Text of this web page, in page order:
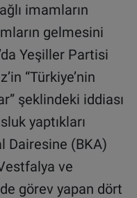
imamların
gelmesini
Yeşiller Partisi
“Türkiye’nin
şeklindeki iddiası
yaptıkları
Dairesine (BKA)
ve
görev yapan dört